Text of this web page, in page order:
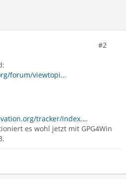
#2
forum/viewtopi…
tracker/index.…
es wohl jetzt mit GPG4Win